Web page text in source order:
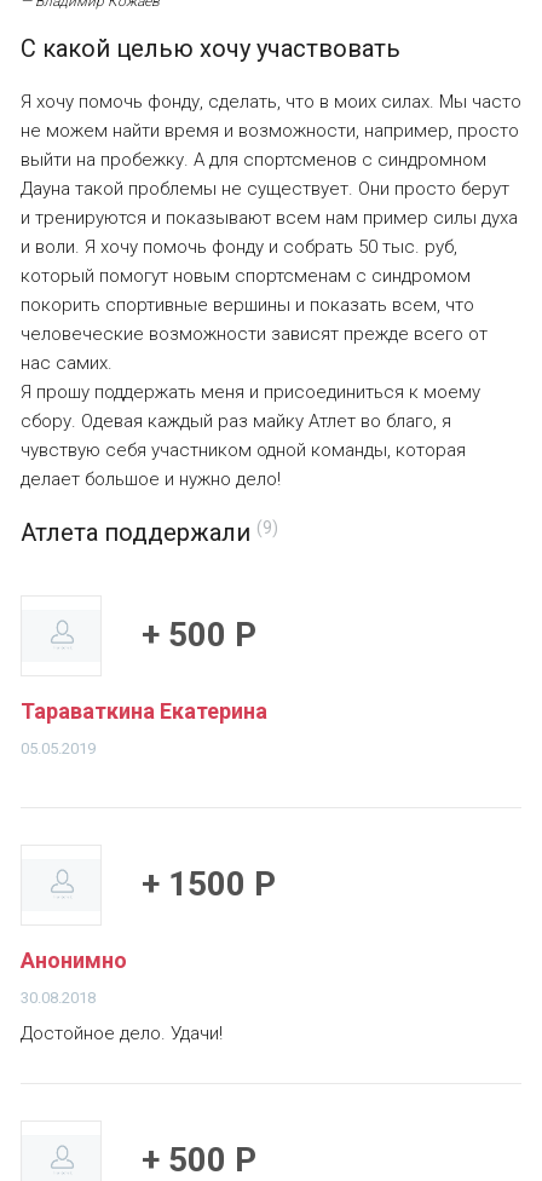
С какой целью хочу участвовать
Я хочу помочь фонду, сделать, что в моих силах. Мы часто
не можем найти время и возможности, например, просто
выйти на пробежку. А для спортсменов с синдромном
Дауна такой проблемы не существует. Они просто берут
и тренируются и показывают всем нам пример силы духа
и воли. Я хочу помочь фонду и собрать 50 тыс. руб,
который помогут новым спортсменам с синдромом
покорить спортивные вершины и показать всем, что
человеческие возможности зависят прежде всего от
нас самих.
Я прошу поддержать меня и присоединиться к моему
сбору. Одевая каждый раз майку Атлет во благо, я
чувствую себя участником одной команды, которая
делает большое и нужно дело!
Атлета поддержали (9)
Тараваткина Екатерина
05.05.2019
+ 500 Р
Анонимно
30.08.2018
Достойное дело. Удачи!
+ 1500 Р
+ 500 Р